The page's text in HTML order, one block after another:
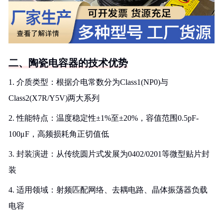
二、陶瓷电容器的技术优势
1. 介质类型：根据介电常数分为Class1(NP0)与
Class2(X7R/Y5V)两大系列
2. 性能特点：温度稳定性±1%至±20%，容值范围0.5pF-
100μF，高频损耗角正切值低
3. 封装演进：从传统圆片式发展为0402/0201等微型贴片封
装
4. 适用领域：射频匹配网络、去耦电路、晶体振荡器负载
电容